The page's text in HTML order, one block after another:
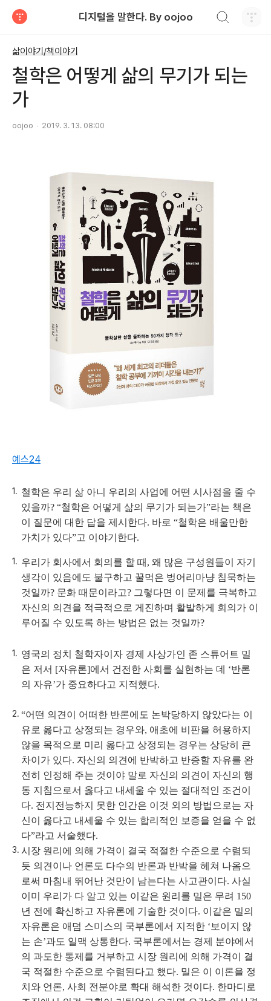
디지털을 말한다. By oojoo
삶이야기/책이야기
철학은 어떻게 삶의 무기가 되는
가
oojoo 2019. 3. 13. 08:00
예스24
철학은 우리 삶 아니 우리의 사업에 어떤 시사점을 줄 수
있을까? “철학은 어떻게 삶의 무기가 되는가”라는 책은
이 질문에 대한 답을 제시한다. 바로 “철학은 배울만한
가치가 있다”고 이야기한다.
우리가 회사에서 회의를 할 때, 왜 많은 구성원들이 자기
생각이 있음에도 불구하고 꿀먹은 벙어리마냥 침묵하는
것일까? 문화 때문이라고? 그렇다면 이 문제를 극복하고
자신의 의견을 적극적으로 게진하며 활발하게 회의가 이
루어질 수 있도록 하는 방법은 없는 것일까?
영국의 정치 철학자이자 경제 사상가인 존 스튜어트 밀
은 저서 [자유론]에서 건전한 사회를 실현하는 데 ‘반론
의 자유’가 중요하다고 지적했다.
“어떤 의견이 어떠한 반론에도 논박당하지 않았다는 이
유로 옳다고 상정되는 경우와, 애초에 비판을 허용하지
않을 목적으로 미리 옳다고 상정되는 경우는 상당히 큰
차이가 있다. 자신의 의견에 반박하고 반증할 자유를 완
전히 인정해 주는 것이야 말로 자신의 의견이 자신의 행
동 지침으로서 옳다고 내세울 수 있는 절대적인 조건이
다. 전지전능하지 못한 인간은 이것 외의 방법으로는 자
신이 옳다고 내세울 수 있는 합리적인 보증을 얻을 수 없
다”라고 서술했다.
시장 원리에 의해 가격이 결국 적절한 수준으로 수렴되
듯 의견이나 언론도 다수의 반론과 반박을 헤쳐 나옴으
로써 마침내 뛰어난 것만이 남는다는 사고관이다. 사실
이미 우리가 다 알고 있는 이같은 원리를 밀은 무려 150
년 전에 확신하고 자유론에 기술한 것이다. 이같은 밀의
자유론은 애덤 스미스의 국부론에서 지적한 ‘보이지 않
는 손’과도 일맥 상통한다. 국부론에서는 경제 분야에서
의 과도한 통제를 거부하고 시장 원리에 의해 가격이 결
국 적절한 수준으로 수렴된다고 했다. 밀은 이 이론을 정
치와 언론, 사회 전분야로 확대 해석한 것이다. 한마디로